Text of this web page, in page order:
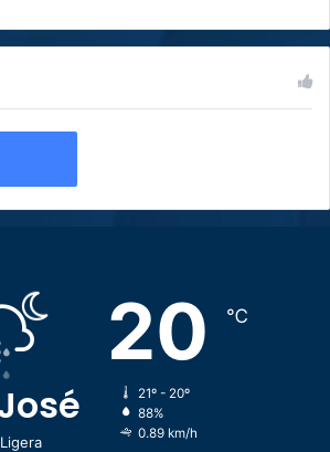
20 ℃
21º - 20º
88%
0.89 km/h